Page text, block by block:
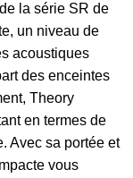
la série SR de
un niveau de
acoustiques
des enceintes
Theory
en termes de
Avec sa portée et
vous